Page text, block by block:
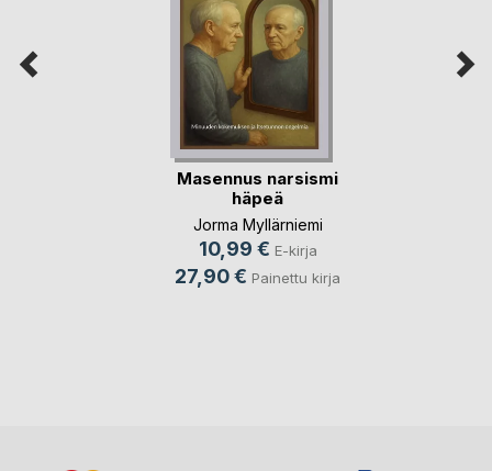
Masennus narsismi
häpeä
Jorma Myllärniemi
10,99 € E-kirja
27,90 € Painettu kirja